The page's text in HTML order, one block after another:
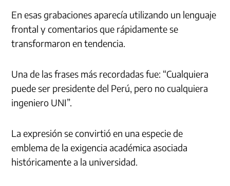
En esas grabaciones aparecía utilizando un lenguaje
frontal y comentarios que rápidamente se
transformaron en tendencia.
Una de las frases más recordadas fue: “Cualquiera
puede ser presidente del Perú, pero no cualquiera
ingeniero UNI”.
La expresión se convirtió en una especie de
emblema de la exigencia académica asociada
históricamente a la universidad.